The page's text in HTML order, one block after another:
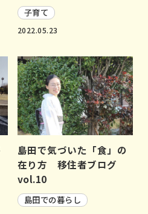
子育て
2022.05.23
島田で気づいた「食」の
在り方 移住者ブログ
vol.10
島田での暮らし